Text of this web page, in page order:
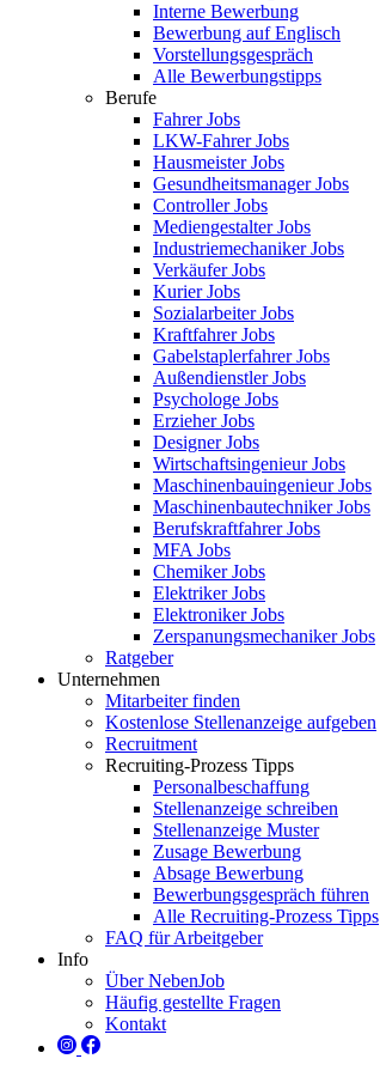
Interne Bewerbung
Bewerbung auf Englisch
Vorstellungsgespräch
Alle Bewerbungstipps
Berufe
Fahrer Jobs
LKW-Fahrer Jobs
Hausmeister Jobs
Gesundheitsmanager Jobs
Controller Jobs
Mediengestalter Jobs
Industriemechaniker Jobs
Verkäufer Jobs
Kurier Jobs
Sozialarbeiter Jobs
Kraftfahrer Jobs
Gabelstaplerfahrer Jobs
Außendienstler Jobs
Psychologe Jobs
Erzieher Jobs
Designer Jobs
Wirtschaftsingenieur Jobs
Maschinenbauingenieur Jobs
Maschinenbautechniker Jobs
Berufskraftfahrer Jobs
MFA Jobs
Chemiker Jobs
Elektriker Jobs
Elektroniker Jobs
Zerspanungsmechaniker Jobs
Ratgeber
Unternehmen
Mitarbeiter finden
Kostenlose Stellenanzeige aufgeben
Recruitment
Recruiting-Prozess Tipps
Personalbeschaffung
Stellenanzeige schreiben
Stellenanzeige Muster
Zusage Bewerbung
Absage Bewerbung
Bewerbungsgespräch führen
Alle Recruiting-Prozess Tipps
FAQ für Arbeitgeber
Info
Über NebenJob
Häufig gestellte Fragen
Kontakt